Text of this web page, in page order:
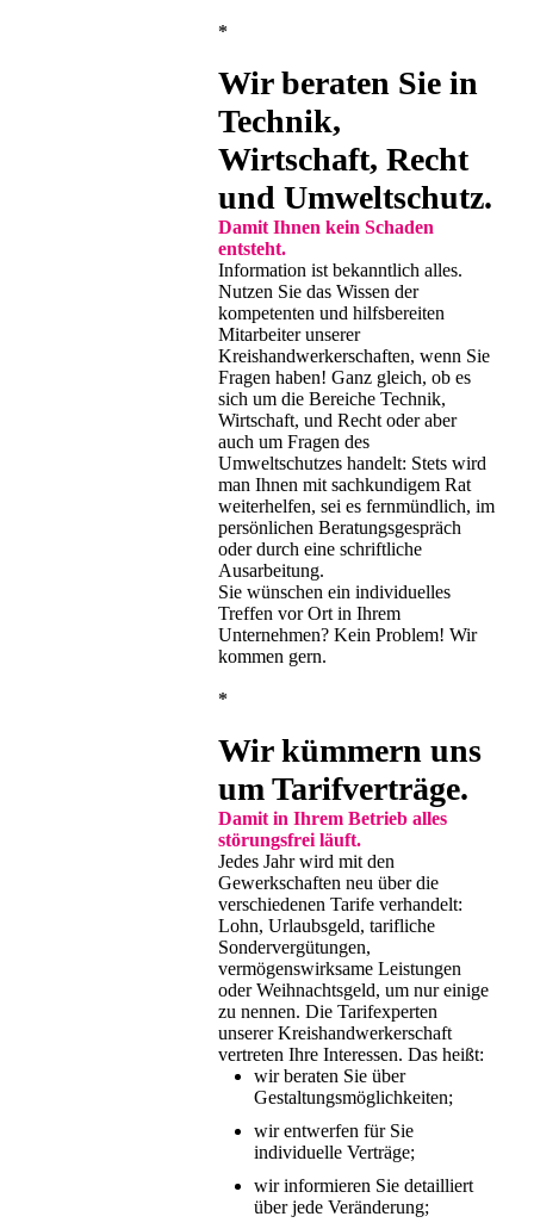
*
Wir beraten Sie in
Technik,
Wirtschaft, Recht
und Umwelt­schutz.
Damit Ihnen kein Schaden
entsteht.
Information ist bekanntlich alles.
Nutzen Sie das Wissen der
kompetenten und hilfsbereiten
Mitarbeiter unserer
Kreishandwerkerschaften, wenn Sie
Fragen haben! Ganz gleich, ob es
sich um die Bereiche Technik,
Wirtschaft, und Recht oder aber
auch um Fragen des
Umweltschutzes handelt: Stets wird
man Ihnen mit sachkundigem Rat
weiterhelfen, sei es fernmündlich, im
persönlichen Beratungsgespräch
oder durch eine schriftliche
Ausarbeitung.
Sie wünschen ein individuelles
Treffen vor Ort in Ihrem
Unternehmen? Kein Problem! Wir
kommen gern.
*
Wir kümmern uns
um Tarifverträge.
Damit in Ihrem Betrieb alles
störungsfrei läuft.
Jedes Jahr wird mit den
Gewerkschaften neu über die
verschiedenen Tarife verhandelt:
Lohn, Urlaubsgeld, tarifliche
Sondervergütungen,
vermögenswirksame Leistungen
oder Weihnachtsgeld, um nur einige
zu nennen. Die Tarifexperten
unserer Kreishandwerkerschaft
vertreten Ihre Interessen. Das heißt:
wir beraten Sie über
Gestaltungsmöglichkeiten;
wir entwerfen für Sie
individuelle Verträge;
wir informieren Sie detailliert
über jede Veränderung;